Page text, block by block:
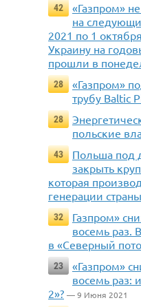
42
«Газпром»
на
2021 по 1
Украину на
прошли в
28
«Газпром»
трубу Baltic
28
польские
43
Польша под
закрыть
которая
генерации страны
32
Газпром»
восемь раз.
в «Северный
23
«Газпром»
восемь раз:
2»? — 9 Июня 2021